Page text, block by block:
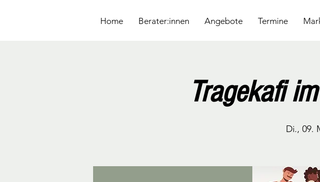
Home Berater:innen Angebote Termine
Tragekafi
Di., 09.